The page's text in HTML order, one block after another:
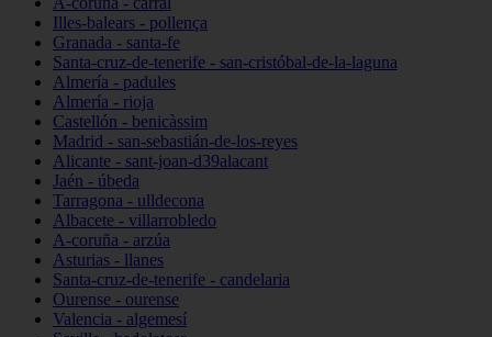
Illes-balears - pollença
Granada - santa-fe
Santa-cruz-de-tenerife - san-cristóbal-de-la-laguna
Almería - padules
Almería - rioja
Castellón - benicàssim
Madrid - san-sebastián-de-los-reyes
Alicante - sant-joan-d39alacant
Jaén - úbeda
Tarragona - ulldecona
Albacete - villarrobledo
A-coruña - arzúa
Asturias - llanes
Santa-cruz-de-tenerife - candelaria
Ourense - ourense
Valencia - algemesí